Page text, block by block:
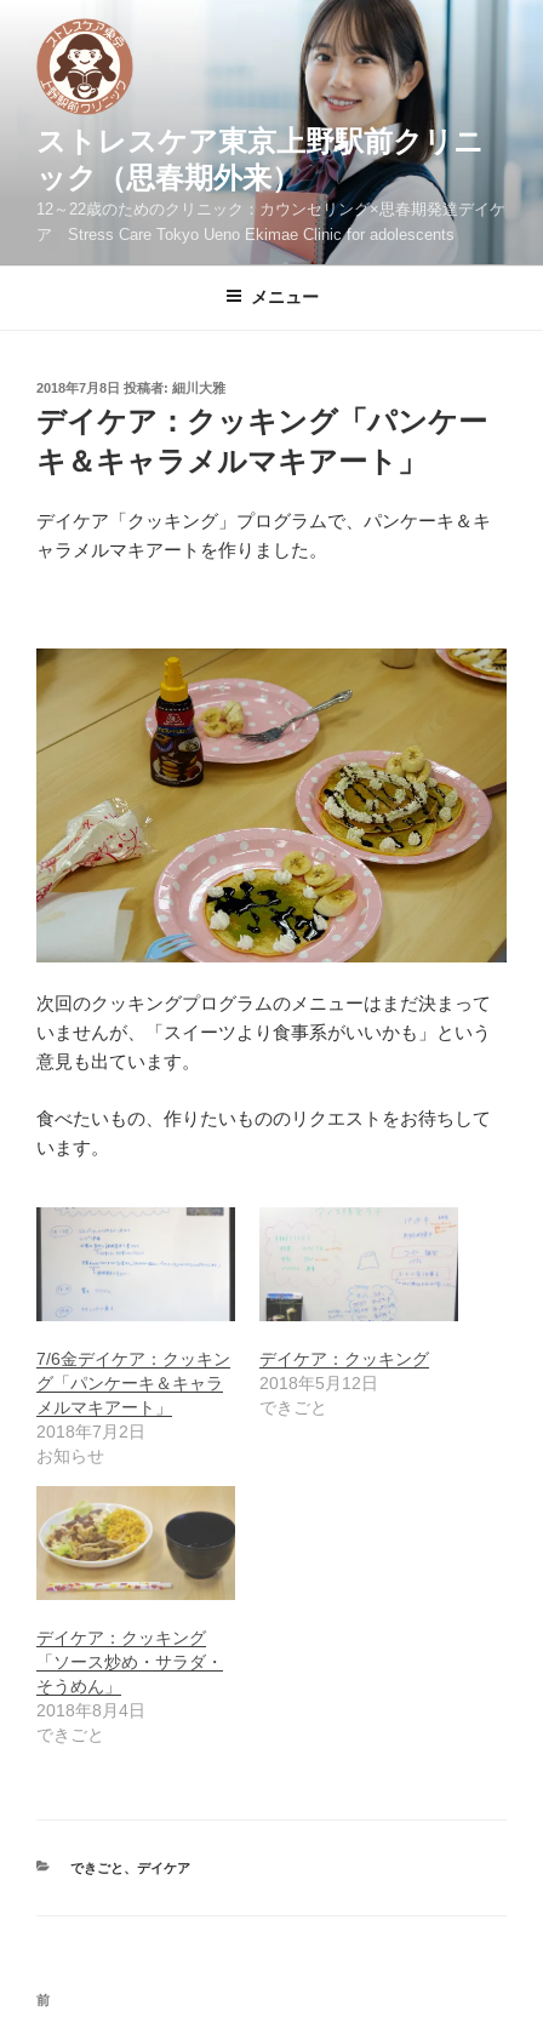
ストレスケア東京上野駅前クリニ
ック（思春期外来）
12～22歳のためのクリニック：カウンセリング×思春期発達デイケ
ア Stress Care Tokyo Ueno Ekimae Clinic for adolescents
メニュー
投
稿
日:
2018年7月8日 投稿者: 細川大雅
デイケア：クッキング「パンケー
キ＆キャラメルマキアート」
デイケア「クッキング」プログラムで、パンケーキ＆キ
ャラメルマキアートを作りました。
次回のクッキングプログラムのメニューはまだ決まって
いませんが、「スイーツより食事系がいいかも」という
意見も出ています。
食べたいもの、作りたいもののリクエストをお待ちして
います。
7/6金デイケア：クッキン
グ「パンケーキ＆キャラ
メルマキアート」
2018年7月2日
お知らせ
デイケア：クッキング
2018年5月12日
できごと
デイケア：クッキング
「ソース炒め・サラダ・
そうめん」
2018年8月4日
できごと
カ
できごと 、 デイケア
投
前
前